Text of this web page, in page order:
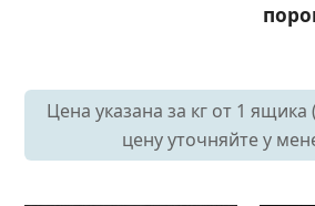
Цена указана за кг от 1
цену уточняйте у